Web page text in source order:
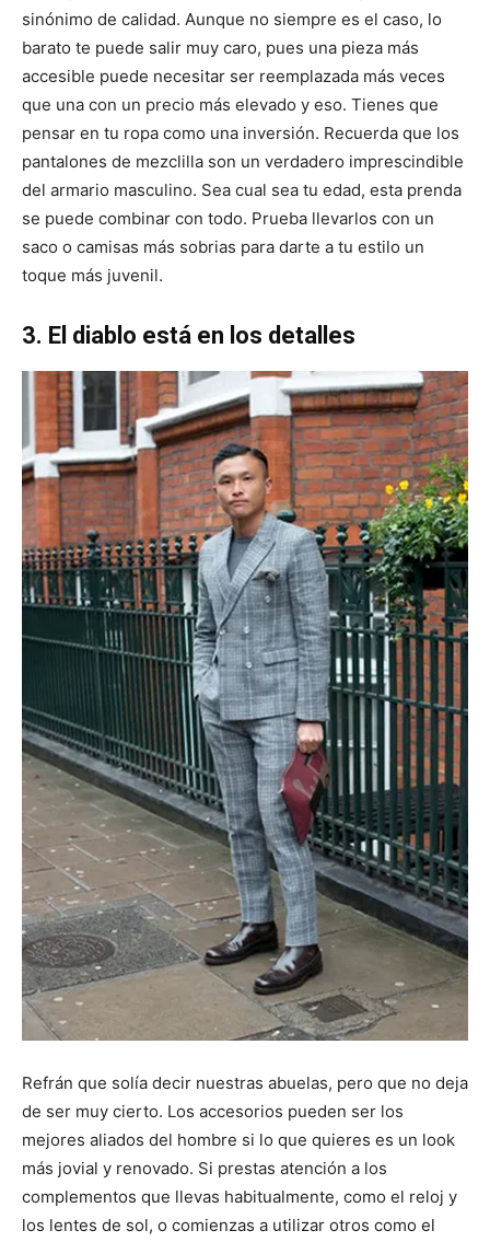
sinónimo de calidad. Aunque no siempre es el caso, lo
barato te puede salir muy caro, pues una pieza más
accesible puede necesitar ser reemplazada más veces
que una con un precio más elevado y eso. Tienes que
pensar en tu ropa como una inversión. Recuerda que los
pantalones de mezclilla son un verdadero imprescindible
del armario masculino. Sea cual sea tu edad, esta prenda
se puede combinar con todo. Prueba llevarlos con un
saco o camisas más sobrias para darte a tu estilo un
toque más juvenil.
3. El diablo está en los detalles
Refrán que solía decir nuestras abuelas, pero que no deja
de ser muy cierto. Los accesorios pueden ser los
mejores aliados del hombre si lo que quieres es un look
más jovial y renovado. Si prestas atención a los
complementos que llevas habitualmente, como el reloj y
los lentes de sol, o comienzas a utilizar otros como el